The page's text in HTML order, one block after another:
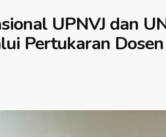
UPNVJ dan
Pertukaran